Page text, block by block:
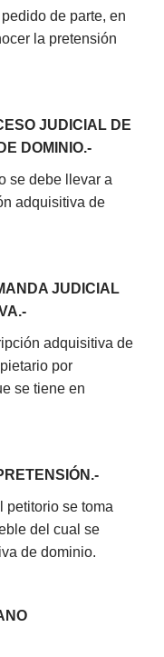
de parte, en
la pretensión
JUDICIAL DE
DOMINIO.-
se debe llevar a
adquisitiva de
JUDICIAL
adquisitiva de
por
se tiene en
petitorio se toma
del cual se
de dominio.